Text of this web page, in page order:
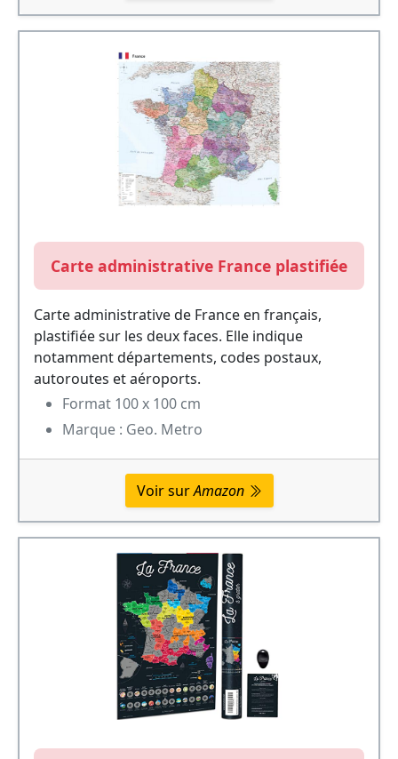
Carte administrative France plastifiée
Carte administrative de France en français,
plastifiée sur les deux faces. Elle indique
notamment départements, codes postaux,
autoroutes et aéroports.
Format 100 x 100 cm
Marque : Geo. Metro
Voir surAmazon